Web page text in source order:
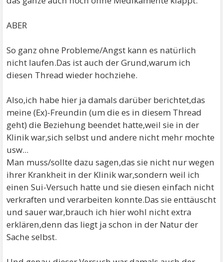
ABER
So ganz ohne Probleme/Angst kann es natürlich
nicht laufen.Das ist auch der Grund,warum ich
diesen Thread wieder hochziehe.
Also,ich habe hier ja damals darüber berichtet,das
meine (Ex)-Freundin (um die es in diesem Thread
geht) die Beziehung beendet hatte,weil sie in der
Klinik war,sich selbst und andere nicht mehr mochte
usw...
Man muss/sollte dazu sagen,das sie nicht nur wegen
ihrer Krankheit in der Klinik war,sondern weil ich
einen Sui-Versuch hatte und sie diesen einfach nicht
verkraften und verarbeiten konnte.Das sie enttäuscht
und sauer war,brauch ich hier wohl nicht extra
erklären,denn das liegt ja schon in der Natur der
Sache selbst.